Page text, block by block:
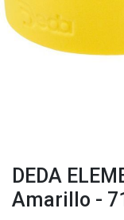
DEDA
Amarillo -